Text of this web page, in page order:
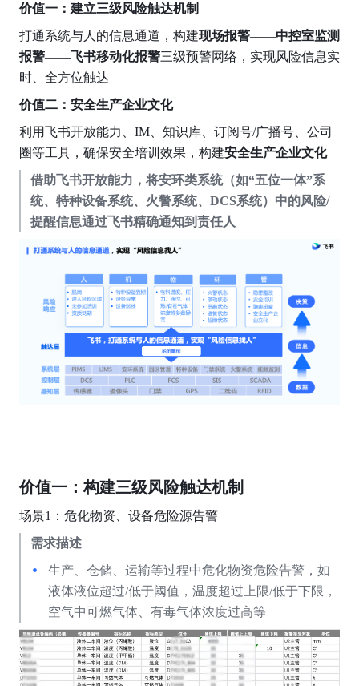
价值一：建立三级风险触达机制
打通系统与人的信息通道，构建现场报警——中控室监测
报警——飞书移动化报警三级预警网络，实现风险信息实
时、全方位触达
价值二：安全生产企业文化
利用飞书开放能力、IM、知识库、订阅号/广播号、公司
圈等工具，确保安全培训效果，构建安全生产企业文化
借助飞书开放能力，将安环类系统（如“五位一体”系
统、特种设备系统、火警系统、DCS系统）中的风险/
提醒信息通过飞书精确通知到责任人
价值一：构建三级风险触达机制
场景1：危化物资、设备危险源告警
需求描述
生产、仓储、运输等过程中危化物资危险告警，如
液体液位超过/低于阈值，温度超过上限/低于下限，
空气中可燃气体、有毒气体浓度过高等